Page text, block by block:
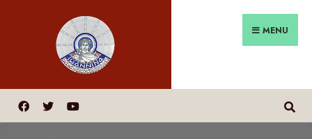
MENU